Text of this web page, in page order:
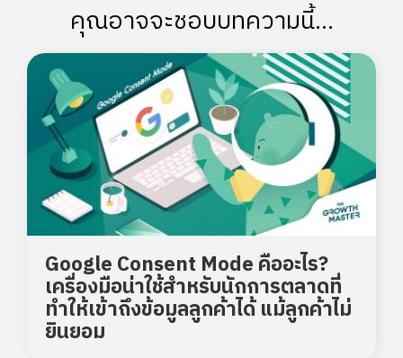
คุณอาจจะชอบบทความนี้...
Google Consent Mode คืออะไร?
เครื่องมือน่าใช้สำหรับนักการตลาดที่
ทำให้เข้าถึงข้อมูลลูกค้าได้ แม้ลูกค้าไม่
ยินยอม